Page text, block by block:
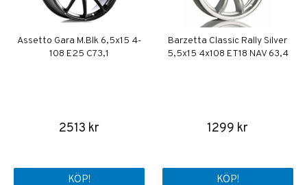
Assetto Gara M.Blk 6,5x15 4-
108 E25 C73,1
2513 kr
KÖP!
Barzetta Classic Rally Silver
5,5x15 4x108 ET18 NAV 63,4
1299 kr
KÖP!